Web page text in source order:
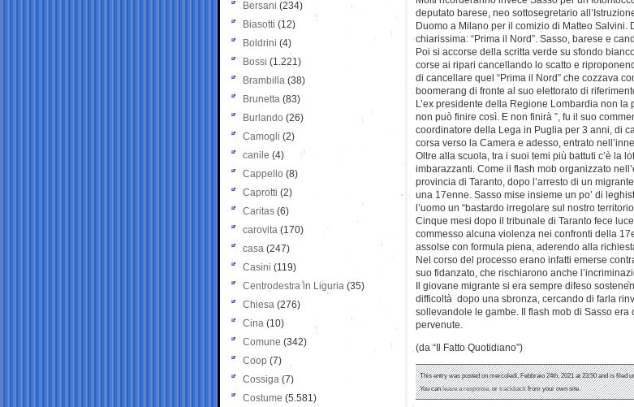
deputato barese, neo sottosegretario
Duomo a Milano per il comizio di Matteo
chiarissima: “Prima il Nord”. Sasso, barese e
Poi si accorse della scritta verde su sfondo
corse ai ripari cancellando lo scatto e
di cancellare quel “Prima il Nord” che cozzava
boomerang di fronte al suo elettorato di
L’ex presidente della Regione Lombardia non
non può finire così. E non finirà ”, fu il suo
coordinatore della Lega in Puglia per 3 anni, di
corsa verso la Camera e adesso, entrato
Oltre alla scuola, tra i suoi temi più battuti c’è la
imbarazzanti. Come il flash mob organizzato
provincia di Taranto, dopo l’arresto di un
una 17enne. Sasso mise insieme un po’ di
l’uomo un “bastardo irregolare sul nostro
Cinque mesi dopo il tribunale di Taranto fece
commesso alcuna violenza nei confronti della
assolse con formula piena, aderendo alla
Nel corso del processo erano infatti emerse
suo fidanzato, che rischiarono anche
Il giovane migrante si era sempre difeso
difficoltà dopo una sbronza, cercando di farla
sollevandole le gambe. Il flash mob di Sasso
pervenute.
(da “Il Fatto Quotidiano”)
This entry was posted on mercoledì, Febbraio 24th, 2021 at 23:50 and is filed
You canleave a response, ortrackbackfrom your own site.
Bersani (234)
Biasotti (12)
Boldrini (4)
Bossi (1.221)
Brambilla (38)
Brunetta (83)
Burlando (26)
Camogli (2)
canile (4)
Cappello (8)
Caprotti (2)
Caritas (6)
carovita (170)
casa (247)
Casini (119)
Centrodestra in Liguria (35)
Chiesa (276)
Cina (10)
Comune (342)
Coop (7)
Cossiga (7)
Costume (5.581)